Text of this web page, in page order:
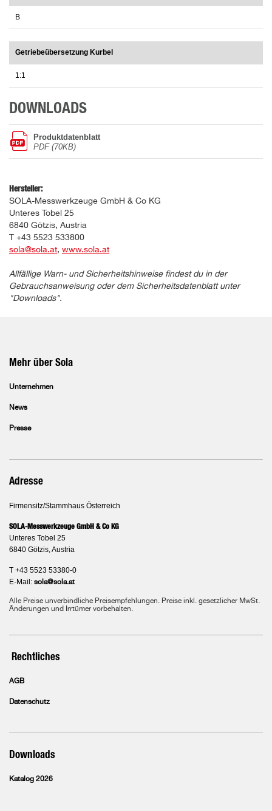
B
Getriebeübersetzung Kurbel
1:1
DOWNLOADS
Produktdatenblatt
PDF (70KB)
Hersteller:
SOLA-Messwerkzeuge GmbH & Co KG
Unteres Tobel 25
6840 Götzis, Austria
T +43 5523 533800
sola@sola.at, www.sola.at
Allfällige Warn- und Sicherheitshinweise findest du in der
Gebrauchsanweisung oder dem Sicherheitsdatenblatt unter
"Downloads".
Mehr über Sola
Unternehmen
News
Presse
Adresse
Firmensitz/Stammhaus Österreich
SOLA-Messwerkzeuge GmbH & Co KG
Unteres Tobel 25
6840 Götzis, Austria
T +43 5523 53380-0
E-Mail: sola@sola.at
Alle Preise unverbindliche Preisempfehlungen. Preise inkl. gesetzlicher MwSt.
Änderungen und Irrtümer vorbehalten.
Rechtliches
AGB
Datenschutz
Downloads
Katalog 2026